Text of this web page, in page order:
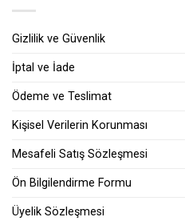
Gizlilik ve Güvenlik
İptal ve İade
Ödeme ve Teslimat
Kişisel Verilerin Korunması
Mesafeli Satış Sözleşmesi
Ön Bilgilendirme Formu
Üyelik Sözleşmesi